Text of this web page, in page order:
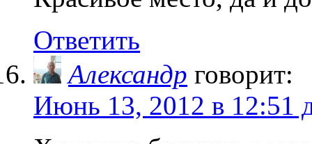
Ответить
Александр говорит:
Июнь 13, 2012 в 12:51